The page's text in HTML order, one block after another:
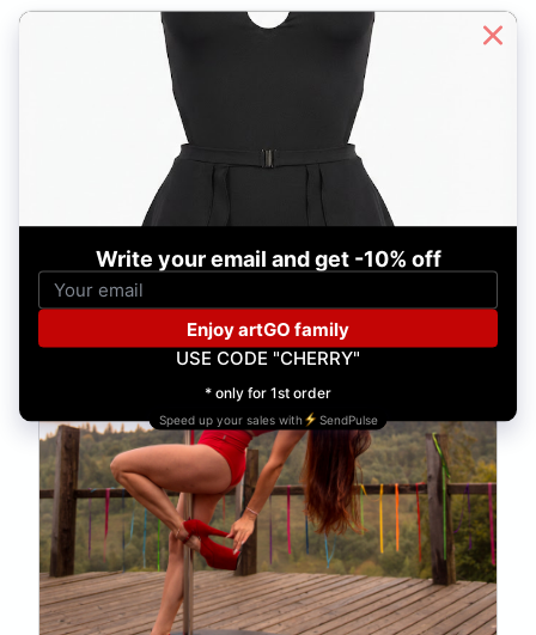
СХОЖІ ПРОЕКТИ